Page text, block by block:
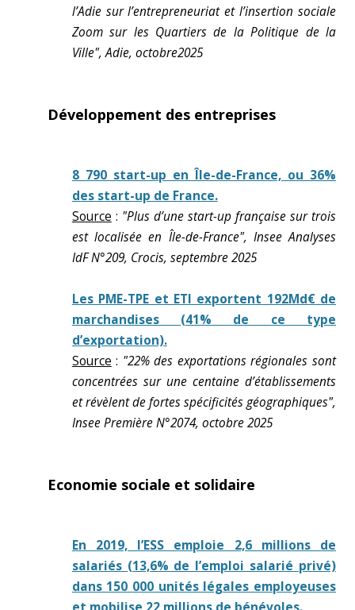
l’Adie sur l’entrepreneuriat et l’insertion sociale
Zoom sur les Quartiers de la Politique de la
Ville", Adie, octobre2025
Développement des entreprises
8 790 start-up en Île-de-France, ou 36%
des start-up de France.
Source : "Plus d’une start-up française sur trois
est localisée en Île-de-France", Insee Analyses
IdF N°209, Crocis, septembre 2025
Les PME-TPE et ETI exportent 192Md€ de
marchandises (41% de ce type
d’exportation).
Source : "22% des exportations régionales sont
concentrées sur une centaine d’établissements
et révèlent de fortes spécificités géographiques",
Insee Première N°2074, octobre 2025
Economie sociale et solidaire
En 2019, l’ESS emploie 2,6 millions de
salariés (13,6% de l’emploi salarié privé)
dans 150 000 unités légales employeuses